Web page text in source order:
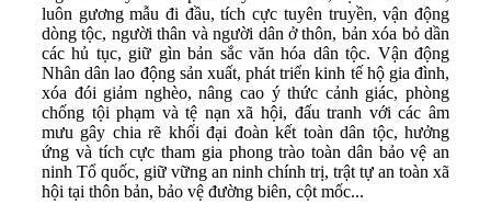
luôn gương mẫu đi đầu, tích cực tuyên truyền, vận động
dòng tộc, người thân và người dân ở thôn, bản xóa bỏ dần
các hủ tục, giữ gìn bản sắc văn hóa dân tộc. Vận động
Nhân dân lao động sản xuất, phát triển kinh tế hộ gia đình,
xóa đói giảm nghèo, nâng cao ý thức cảnh giác, phòng
chống tội phạm và tệ nạn xã hội, đấu tranh với các âm
mưu gây chia rẽ khối đại đoàn kết toàn dân tộc, hưởng
ứng và tích cực tham gia phong trào toàn dân bảo vệ an
ninh Tổ quốc, giữ vững an ninh chính trị, trật tự an toàn xã
hội tại thôn bản, bảo vệ đường biên, cột mốc...